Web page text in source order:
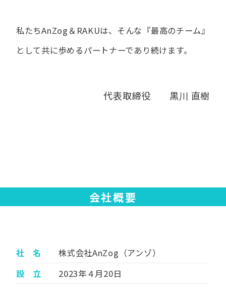
私たちAnZog＆RAKUは、​そんな​『最高の​チーム』
と​して共に​歩める​パートナーであり続けます。
代表取締役 黒川 直樹
会社概要
社 名
株式会社AnZog（アンゾ）
設 立
2023年４月20日